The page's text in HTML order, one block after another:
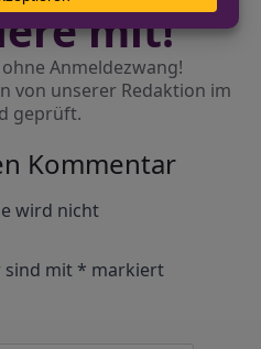
mit!
Anmeldezwang!
von unserer Redaktion im
geprüft.
Kommentar
wird nicht
sind mit * markiert